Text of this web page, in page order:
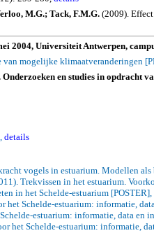
, M.G.; Tack, F.M.G. (2009).
2004, Universiteit Antwerpen,
mogelijke klimaatveranderingen
en studies in opdracht
details
vogels in estuarium. Modellen
Trekvissen in het estuarium.
in het Schelde-estuarium [POSTER],
Schelde-estuarium: informatie,
estuarium: informatie, data en
het Schelde-estuarium: informatie,